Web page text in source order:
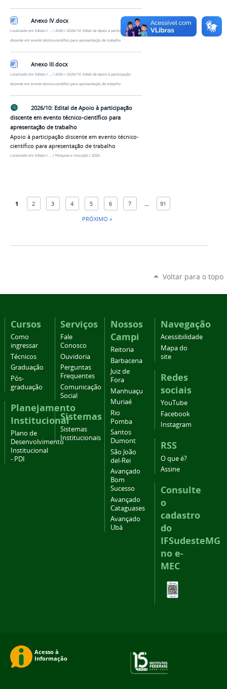
Anexo IV.docx
Localizado em Editais / … / 2026 / 2026/10: Edital de Apoio à participação
discente em evento técnico-científico para apresentação de trabalho
Anexo III.docx
Localizado em Editais / … / 2026 / 2026/10: Edital de Apoio à participação
discente em evento técnico-científico para apresentação de trabalho
2026/10: Edital de Apoio à participação
discente em evento técnico-científico para
apresentação de trabalho
Apoio à participação discente em evento técnico-
científico para apresentação de trabalho
Localizado em Editais / … / Pesquisa e Inovação / 2026
1 2 3 4 5 6 7 ...
91
PRÓXIMO »
Voltar para o topo
Cursos
Como
ingressar
Técnicos
Graduação
Pós-
graduação
Planejamento
Institucional
Plano de
Desenvolvimento
Institucional
- PDI
Serviços
Fale
Conosco
Ouvidoria
Perguntas
Frequentes
Comunicação
Social
Sistemas
Sistemas
Institucionais
Nossos
Campi
Reitoria
Barbacena
Juiz de
Fora
Manhuaçu
Muriaé
Rio
Pomba
Santos
Dumont
São João
del-Rei
Avançado
Bom
Sucesso
Avançado
Cataguases
Avançado
Ubá
Navegação
Acessibilidade
Mapa do
site
Redes
sociais
YouTube
Facebook
Instagram
RSS
O que é?
Assine
Consulte
o
cadastro
do
IFSudesteMG
no e-
MEC